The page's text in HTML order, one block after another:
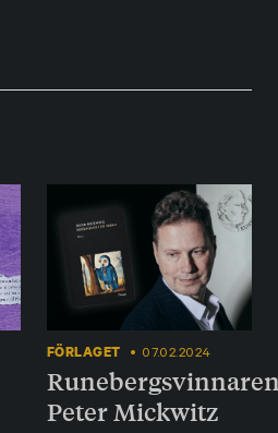
FÖRLAGET 07.02.2024
Peter Mickwitz